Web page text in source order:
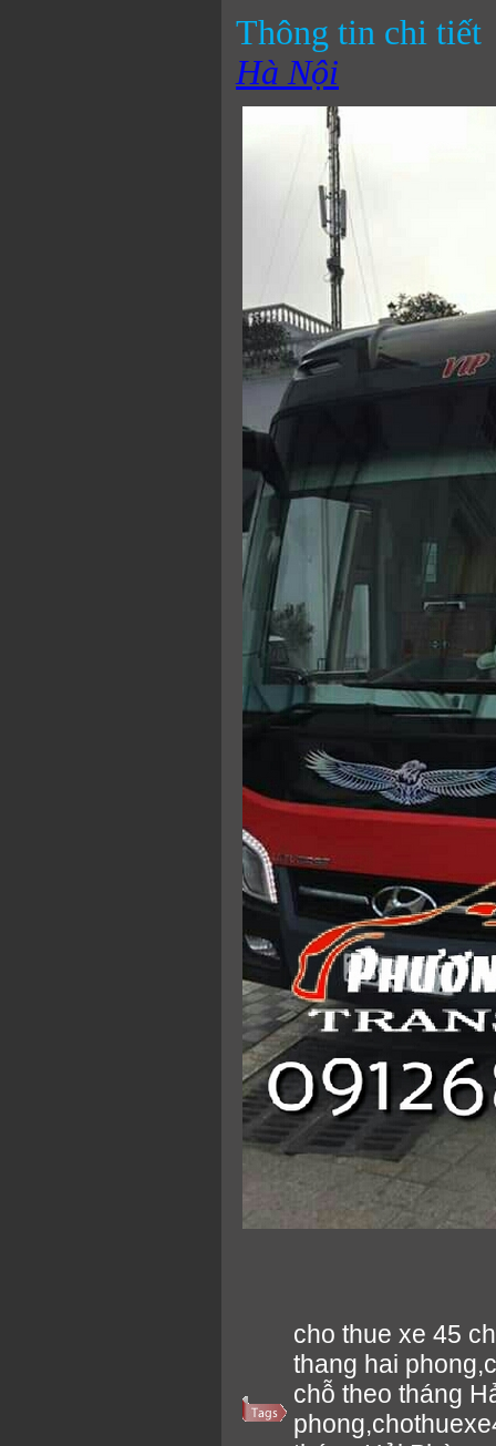
Thông tin chi
Hà Nội
cho thue xe 45
thang hai
chỗ theo tháng